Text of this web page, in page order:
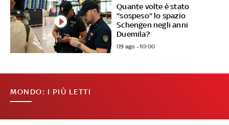
Quante volte è stato
"sospeso" lo spazio
Schengen negli anni
Duemila?
09 ago - 10:00
MONDO: I PIÙ LETTI